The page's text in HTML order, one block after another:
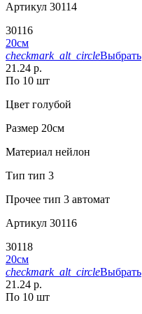
Артикул 30114
30116
20см
checkmark_alt_circleВыбрать
21.24 р.
По 10 шт
Цвет голубой
Размер 20см
Материал нейлон
Тип тип 3
Прочее тип 3 автомат
Артикул 30116
30118
20см
checkmark_alt_circleВыбрать
21.24 р.
По 10 шт